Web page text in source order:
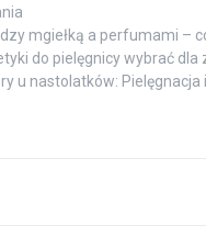
mgiełką a perfumami –
do pielęgnicy wybrać dla
u nastolatków: Pielęgnacja